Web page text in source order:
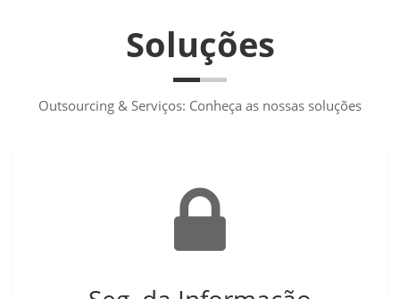
Soluções
Outsourcing & Serviços: Conheça as nossas soluções